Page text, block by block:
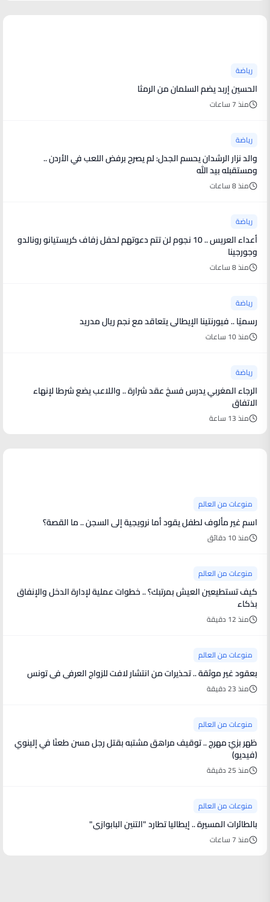
رياضة
الحسين إربد يضم السلمان من الرمثا
منذ 7 ساعات
رياضة
والد نزار الرشدان يحسم الجدل: لم يصرح برفض اللعب في الأردن ..
ومستقبله بيد الله
منذ 8 ساعات
رياضة
أعداء العريس .. 10 نجوم لن تتم دعوتهم لحفل زفاف كريستيانو رونالدو
وجورجينا
منذ 8 ساعات
رياضة
رسميًا .. فيورنتينا الإيطالي يتعاقد مع نجم ريال مدريد
منذ 10 ساعات
رياضة
الرجاء المغربي يدرس فسخ عقد شرارة .. واللاعب يضع شرطا لإنهاء
الاتفاق
منذ 13 ساعة
منوعات من العالم
اسم غير مألوف لطفل يقود أما نرويجية إلى السجن .. ما القصة؟
منذ 10 دقائق
منوعات من العالم
كيف تستطيعين العيش بمرتبك؟ .. خطوات عملية لإدارة الدخل والإنفاق
بذكاء
منذ 12 دقيقة
منوعات من العالم
بعقود غير موثقة .. تحذيرات من انتشار لافت للزواج العرفي في تونس
منذ 23 دقيقة
منوعات من العالم
ظهر بزيّ مهرج .. توقيف مراهق مشتبه بقتل رجل مسن طعنًا في إلينوي
(فيديو)
منذ 25 دقيقة
منوعات من العالم
بالطائرات المسيرة .. إيطاليا تطارد "التنين البابوازي"
منذ 7 ساعات